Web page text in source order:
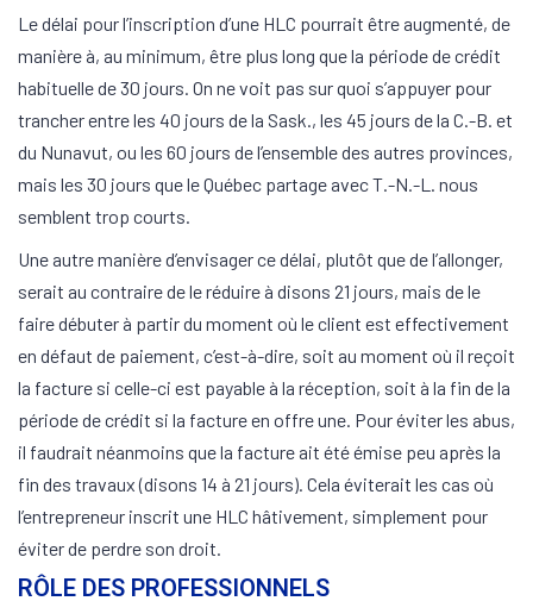
Le délai pour l’inscription d’une HLC pourrait être augmenté, de
manière à, au minimum, être plus long que la période de crédit
habituelle de 30 jours. On ne voit pas sur quoi s’appuyer pour
trancher entre les 40 jours de la Sask., les 45 jours de la C.-B. et
du Nunavut, ou les 60 jours de l’ensemble des autres provinces,
mais les 30 jours que le Québec partage avec T.-N.-L. nous
semblent trop courts.
Une autre manière d’envisager ce délai, plutôt que de l’allonger,
serait au contraire de le réduire à disons 21 jours, mais de le
faire débuter à partir du moment où le client est effectivement
en défaut de paiement, c’est-à-dire, soit au moment où il reçoit
la facture si celle-ci est payable à la réception, soit à la fin de la
période de crédit si la facture en offre une. Pour éviter les abus,
il faudrait néanmoins que la facture ait été émise peu après la
fin des travaux (disons 14 à 21 jours). Cela éviterait les cas où
l’entrepreneur inscrit une HLC hâtivement, simplement pour
éviter de perdre son droit.
RÔLE DES PROFESSIONNELS